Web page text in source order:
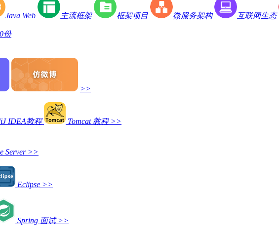
Java Web 主流框架 框架项目 微服务架构 互联网生态
份
>>
IDEA教程 Tomcat 教程 >>
Server >>
Eclipse >>
Spring 面试 >>